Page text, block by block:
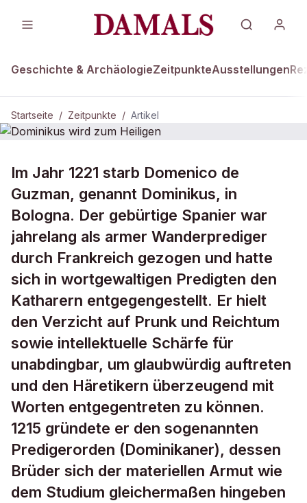
Geschichte & ArchäologieZeitpunkteAusstellungen
Startseite / Zeitpunkte / Artikel
Dominikus wird zum Heiligen
Im Jahr 1221 starb Domenico de
Guzman, genannt Dominikus, in
Bologna. Der gebürtige Spanier war
jahrelang als armer Wanderprediger
durch Frankreich gezogen und hatte
sich in wortgewaltigen Predigten den
Katharern entgegengestellt. Er hielt
den Verzicht auf Prunk und Reichtum
sowie intellektuelle Schärfe für
unabdingbar, um glaubwürdig auftreten
und den Häretikern überzeugend mit
Worten entgegentreten zu können.
1215 gründete er den sogenannten
Predigerorden (Dominikaner), dessen
Brüder sich der materiellen Armut wie
dem Studium gleichermaßen hingeben